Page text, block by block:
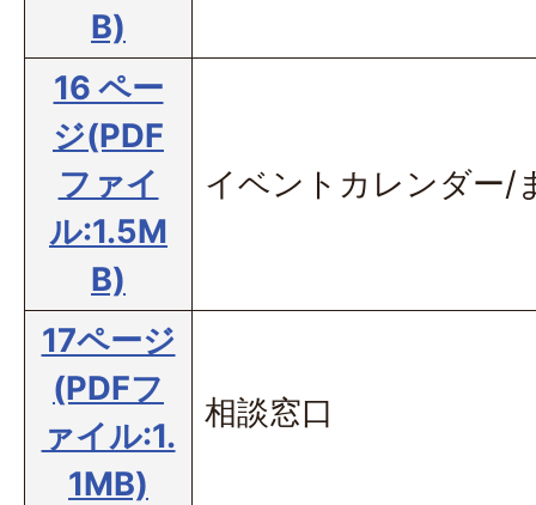
B)
16 ペー
ジ(PDF
ファイ
ル:1.5M
B)
イベントカレンダー/
17ページ
(PDFフ
ァイル:1.
1MB)
相談窓口